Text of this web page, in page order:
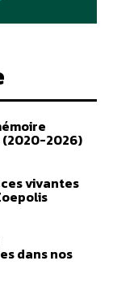
2026)
vivantes
dans nos